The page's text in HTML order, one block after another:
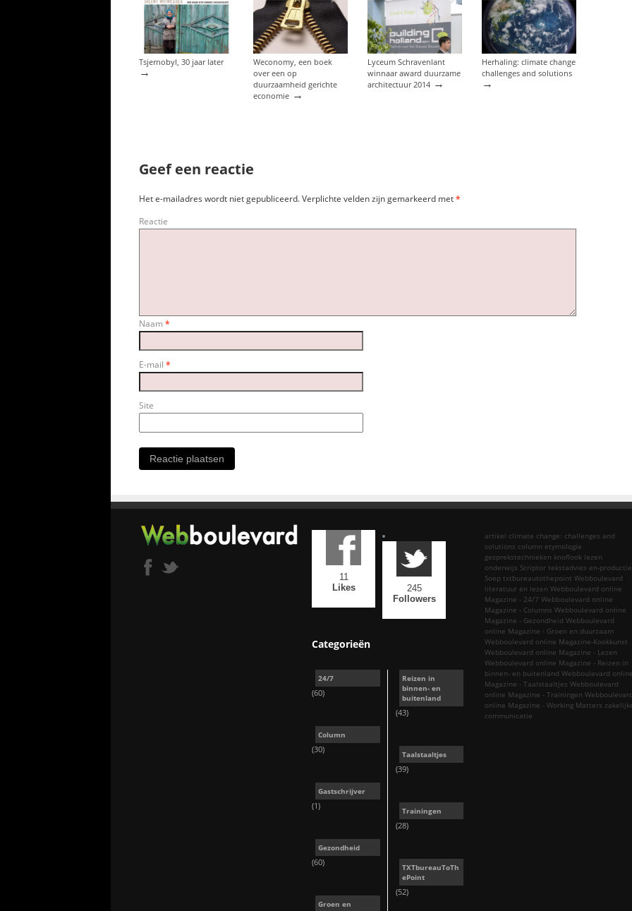
Tsjernobyl, 30 jaar later
→
Weconomy, een boek
over een op
duurzaamheid gerichte
economie →
Lyceum Schravenlant
winnaar award duurzame
architectuur 2014 →
Herhaling: climate change
challenges and solutions
→
Geef een reactie
Het e-mailadres wordt niet gepubliceerd. Verplichte velden zijn gemarkeerd met*
Reactie
Naam *
E-mail *
Site
11
Likes
245
Followers
Categorieën
24/7
(60)
Column
(30)
Gastschrijver
(1)
Gezondheid
(60)
Groen en
Reizen in
binnen- en
buitenland
(43)
Taalstaaltjes
(39)
Trainingen
(28)
TXTbureauToTh
ePoint
(52)
artikel climate change: challenges and
solutions column etymologie
gesprekstechnieken knoflook lezen
onderwijs Scriptor tekstadvies en-productie
Soep txtbureautothepoint Webboulevard
literatuur en lezen Webboulevard online
Magazine - 24/7 Webboulevard online
Magazine - Columns Webboulevard online
Magazine - Gezondheid Webboulevard
online Magazine - Groen en duurzaam
Webboulevard online Magazine-Kookkunst
Webboulevard online Magazine - Lezen
Webboulevard online Magazine - Reizen in
binnen- en buitenland Webboulevard online
Magazine - Taalstaaltjes Webboulevard
online Magazine - Trainingen Webboulevard
online Magazine - Working Matters
communicatie